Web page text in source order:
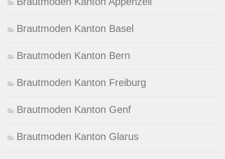
Brautmoden Kanton Basel
Brautmoden Kanton Bern
Brautmoden Kanton Freiburg
Brautmoden Kanton Genf
Brautmoden Kanton Glarus